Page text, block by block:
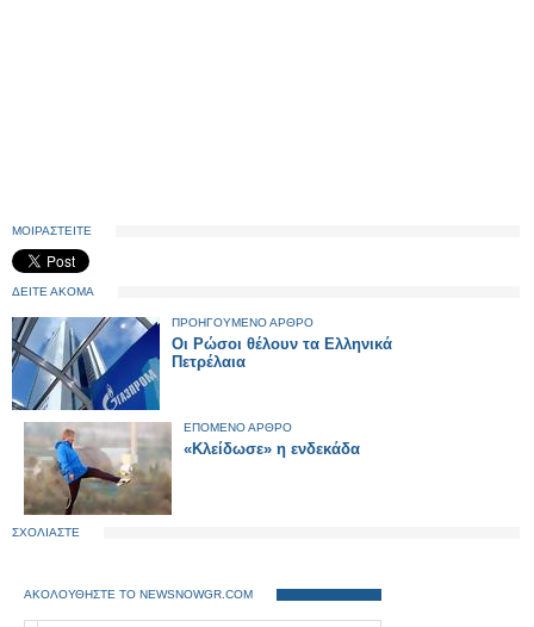
ΜΟΙΡΑΣΤΕΙΤΕ
ΔΕΙΤΕ ΑΚΟΜΑ
ΠΡΟΗΓΟΥΜΕΝΟ ΑΡΘΡΟ
Οι Ρώσοι θέλουν τα Ελληνικά
Πετρέλαια
ΕΠΟΜΕΝΟ ΑΡΘΡΟ
«Κλείδωσε» η ενδεκάδα
ΣΧΟΛΙΑΣΤΕ
ΑΚΟΛΟΥΘΗΣΤΕ ΤΟ NEWSNOWGR.COM